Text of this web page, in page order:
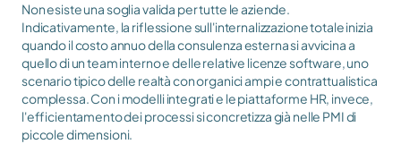
Non esiste una soglia valida per tutte le aziende.
Indicativamente, la riflessione sull'internalizzazione totale inizia
quando il costo annuo della consulenza esterna si avvicina a
quello di un team interno e delle relative licenze software, uno
scenario tipico delle realtà con organici ampi e contrattualistica
complessa. Con i modelli integrati e le piattaforme HR, invece,
l'efficientamento dei processi si concretizza già nelle PMI di
piccole dimensioni.